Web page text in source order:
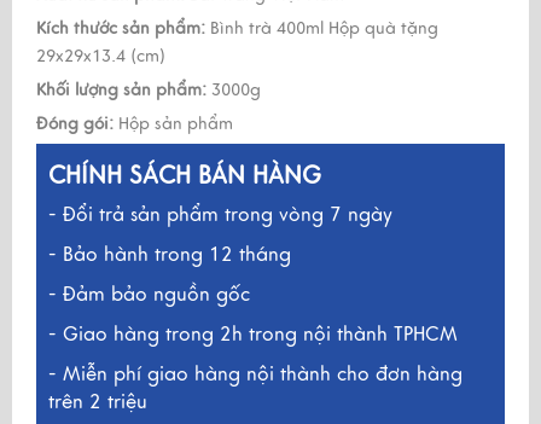
Kích thước sản phẩm: Bình trà 400ml Hộp quà tặng
29x29x13.4 (cm)
Khối lượng sản phẩm: 3000g
Đóng gói: Hộp sản phẩm
CHÍNH SÁCH BÁN HÀNG
- Đổi trả sản phẩm trong vòng 7 ngày
- Bảo hành trong 12 tháng
- Đảm bảo nguồn gốc
- Giao hàng trong 2h trong nội thành TPHCM
- Miễn phí giao hàng nội thành cho đơn hàng
trên 2 triệu